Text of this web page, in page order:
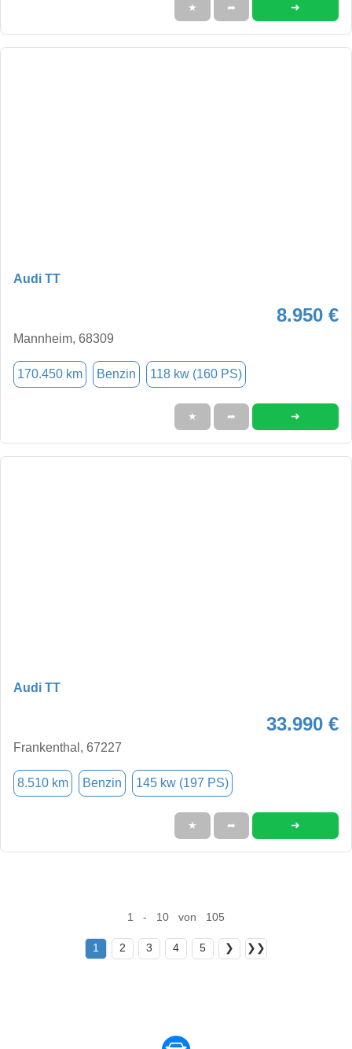
★ ➦ ➜
Audi TT
8.950 €
Mannheim, 68309
170.450 km Benzin 118 kw (160 PS)
★ ➦ ➜
Audi TT
33.990 €
Frankenthal, 67227
8.510 km Benzin 145 kw (197 PS)
★ ➦ ➜
1 - 10 von 105
1 2 3 4 5 ❯ ❯❯